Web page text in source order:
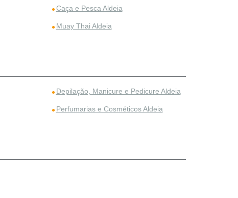
Caça e Pesca Aldeia
Muay Thai Aldeia
Depilação, Manicure e Pedicure Aldeia
Perfumarias e Cosméticos Aldeia